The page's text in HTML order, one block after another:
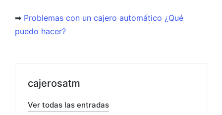
➡ Problemas con un cajero automático ¿Qué
puedo hacer?
cajerosatm
Ver todas las entradas